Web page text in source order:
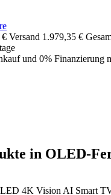
Versand 1.979,35 €
und 0% Finanzierung
in OLED-